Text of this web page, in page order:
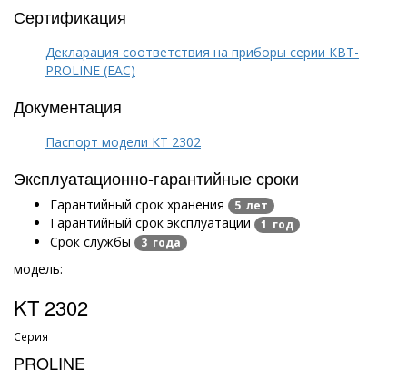
Сертификация
Декларация соответствия на приборы серии КВТ-
PROLINE (EAC)
Документация
Паспорт модели КТ 2302
Эксплуатационно-гарантийные сроки
Гарантийный срок хранения 5 лет
Гарантийный срок эксплуатации 1 год
Срок службы 3 года
модель:
KT 2302
Серия
PROLINE